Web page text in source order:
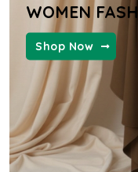
WOMEN
MENS
the
WOMEN
Shop Now